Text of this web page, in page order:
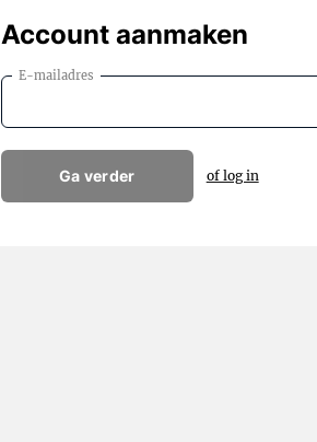
Account aanmaken
E-mailadres
Ga verder of log in